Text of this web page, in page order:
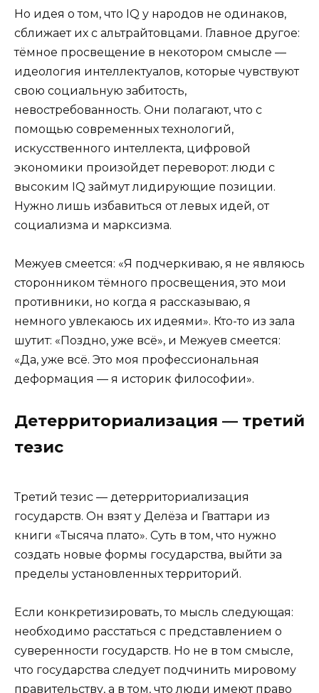
Но идея о том, что IQ у народов не одинаков,
сближает их с альтрайтовцами. Главное другое:
тёмное просвещение в некотором смысле —
идеология интеллектуалов, которые чувствуют
свою социальную забитость,
невостребованность. Они полагают, что с
помощью современных технологий,
искусственного интеллекта, цифровой
экономики произойдет переворот: люди с
высоким IQ займут лидирующие позиции.
Нужно лишь избавиться от левых идей, от
социализма и марксизма.
Межуев смеется: «Я подчеркиваю, я не являюсь
сторонником тёмного просвещения, это мои
противники, но когда я рассказываю, я
немного увлекаюсь их идеями». Кто-то из зала
шутит: «Поздно, уже всё», и Межуев смеется:
«Да, уже всё. Это моя профессиональная
деформация — я историк философии».
Детерриториализация — третий
тезис
Третий тезис — детерриториализация
государств. Он взят у Делёза и Гваттари из
книги «Тысяча плато». Суть в том, что нужно
создать новые формы государства, выйти за
пределы установленных территорий.
Если конкретизировать, то мысль следующая:
необходимо расстаться с представлением о
суверенности государств. Но не в том смысле,
что государства следует подчинить мировому
правительству, а в том, что люди имеют право